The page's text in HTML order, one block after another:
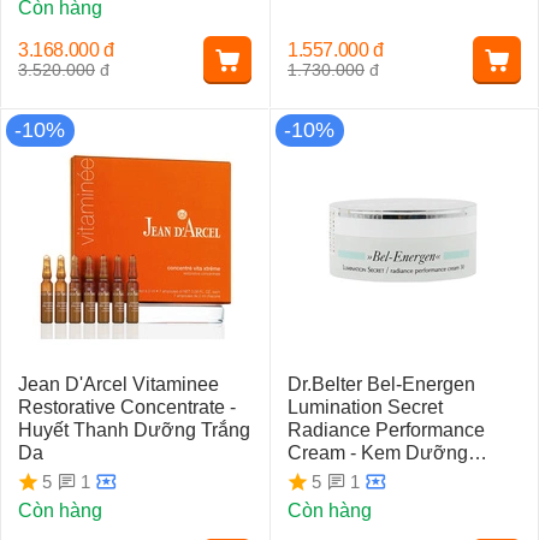
Còn hàng
3.520.000 đ
3.168.000 đ
1.730.000 đ
1.557.000 đ
-10%
Jean D'Arcel Vitaminee
Restorative Concentrate -
Huyết Thanh Dưỡng Trắng
Da
5
1
Còn hàng
-10%
Dr.Belter Bel-Energen
Lumination Secret
Radiance Performance
Cream - Kem Dưỡng
Trắng Da (50ml)
5
1
Còn hàng